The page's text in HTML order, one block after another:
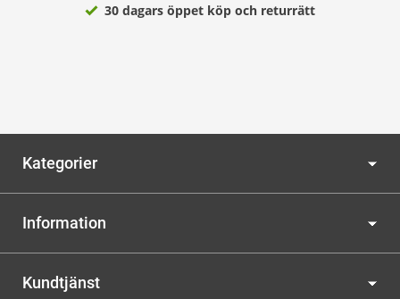
30 dagars öppet köp och returrätt
Kategorier
Information
Kundtjänst